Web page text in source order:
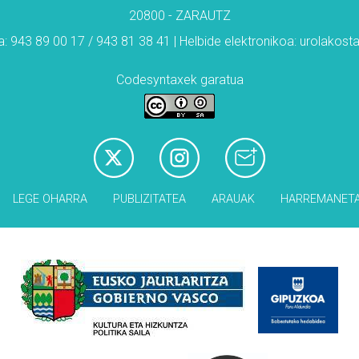
20800 - ZARAUTZ
943 89 00 17 / 943 81 38 41 | Helbide elektronikoa:
Codesyntaxek garatua
LEGE OHARRA PUBLIZITATEA ARAUAK